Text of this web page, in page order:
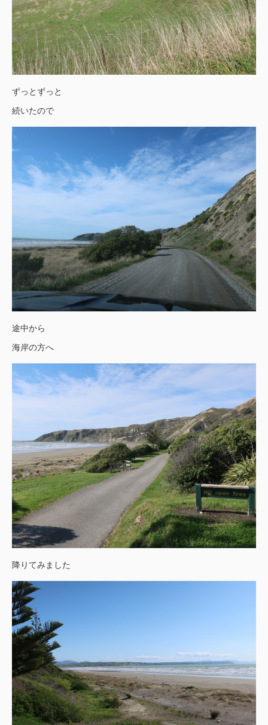
ずっとずっと
続いたので
途中から
海岸の方へ
降りてみました